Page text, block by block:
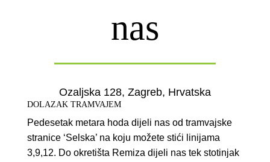
nas
Ozaljska 128, Zagreb, Hrvatska
DOLAZAK TRAMVAJEM
Pedesetak metara hoda dijeli nas od tramvajske
stranice ‘Selska’ na koju možete stići linijama
3,9,12. Do okretišta Remiza dijeli nas tek stotinjak